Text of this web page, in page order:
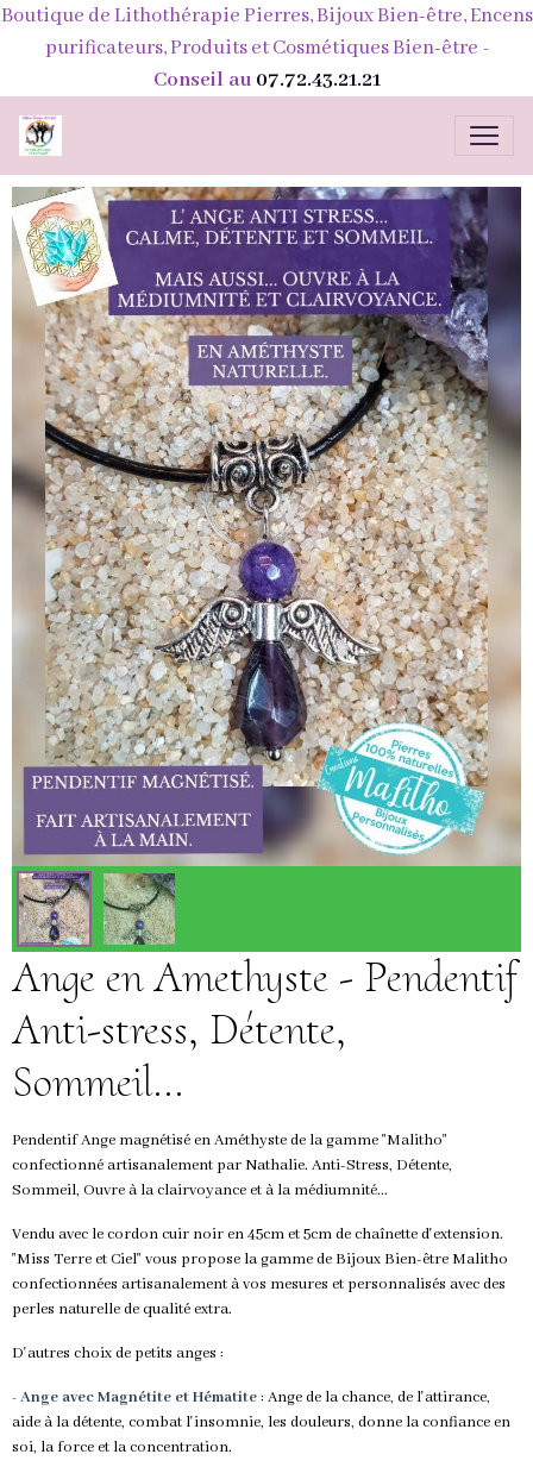
Boutique de Lithothérapie Pierres, Bijoux Bien-être, Encens
purificateurs, Produits et Cosmétiques Bien-être -
Conseil au 07.72.43.21.21
Ange en Amethyste - Pendentif
Anti-stress, Détente,
Sommeil...
Pendentif Ange magnétisé en Améthyste de la gamme "Malitho"
confectionné artisanalement par Nathalie. Anti-Stress, Détente,
Sommeil, Ouvre à la clairvoyance et à la médiumnité...
Vendu avec le cordon cuir noir en 45cm et 5cm de chaînette d'extension.
"Miss Terre et Ciel" vous propose la gamme de Bijoux Bien-être Malitho
confectionnées artisanalement à vos mesures et personnalisés avec des
perles naturelle de qualité extra.
D'autres choix de petits anges :
- Ange avec Magnétite et Hématite: Ange de la chance, de l'attirance,
aide à la détente, combat l'insomnie, les douleurs, donne la confiance en
soi, la force et la concentration.